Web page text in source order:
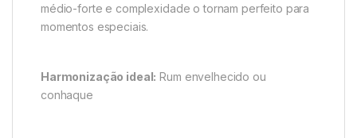
médio-forte e complexidade o tornam perfeito para
momentos especiais.
Harmonização ideal: Rum envelhecido ou
conhaque